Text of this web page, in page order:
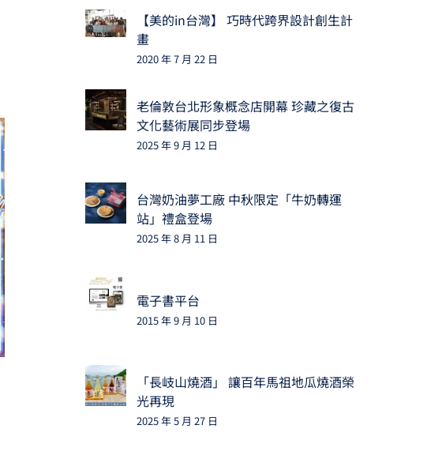
【美的in台灣】 巧時代跨界設計創生計
畫
2020 年 7 月 22 日
老倫敦台北形象概念店開幕 珍藏之復古
文化藝術展同步登場
2025 年 9 月 12 日
台灣奶油夢工廠 中秋限定「牛奶轉運
站」禮盒登場
2025 年 8 月 11 日
電子書平台
2015 年 9 月 10 日
「長岐山燒酒」 讓百年馬祖地瓜燒酒榮
光再現
2025 年 5 月 27 日